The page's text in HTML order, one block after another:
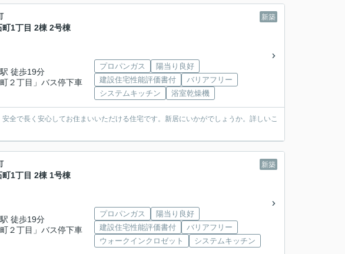
新築
1丁目 2棟 2号棟
駅 徒歩19分
２丁目」バス停下車
プロパンガス
陽当り良好
建設住宅性能評価書付
バリアフリー
システムキッチン
浴室乾燥機
で長く安心してお住まいいただける住宅です。新居にいかがでしょうか。詳しいこ
新築
1丁目 2棟 1号棟
駅 徒歩19分
２丁目」バス停下車
プロパンガス
陽当り良好
建設住宅性能評価書付
バリアフリー
ウォークインクロゼット
システムキッチン